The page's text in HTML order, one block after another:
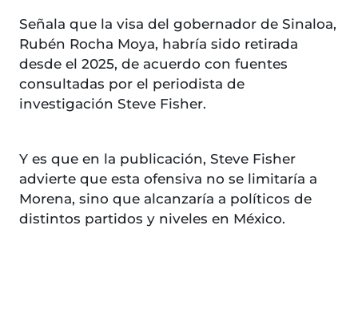
Señala que la visa del gobernador de Sinaloa,
Rubén Rocha Moya, habría sido retirada
desde el 2025, de acuerdo con fuentes
consultadas por el periodista de
investigación Steve Fisher.
Y es que en la publicación, Steve Fisher
advierte que esta ofensiva no se limitaría a
Morena, sino que alcanzaría a políticos de
distintos partidos y niveles en México.